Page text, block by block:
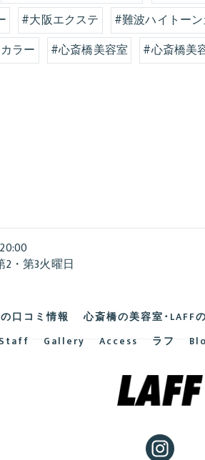
#大阪エクステ #難波ハイトー
ラー #心斎橋美容室 #心斎橋美
・第3火曜日
口コミ情報 心斎橋の美容室･LAFF
Staff Gallery Access ラフ